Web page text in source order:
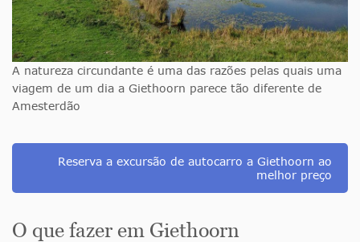
A natureza circundante é uma das razões pelas quais uma
viagem de um dia a Giethoorn parece tão diferente de
Amesterdão
Reserva a excursão de autocarro a Giethoorn ao
melhor preço
O que fazer em Giethoorn